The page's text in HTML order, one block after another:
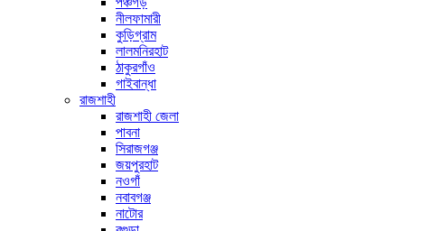
নীলফামারী
কুড়িগ্রাম
লালমনিরহাট
ঠাকুরগাঁও
গাইবান্ধা
রাজশাহী
রাজশাহী জেলা
পাবনা
সিরাজগঞ্জ
জয়পুরহাট
নওগাঁ
নবাবগঞ্জ
নাটোর